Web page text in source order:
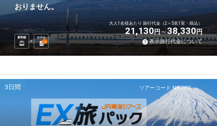
おりません。
新幹線
ホテル
1 泊
大人1名様あたり 旅行代金（2～5名1室・税込）
21,130円 38,330円
表示旅行代金について
ツアーコード N97895
3日間